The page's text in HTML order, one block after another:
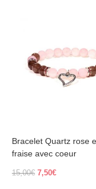
Bracelet Quartz rose
fraise avec coeur
15,00€ Le
7,50€Le